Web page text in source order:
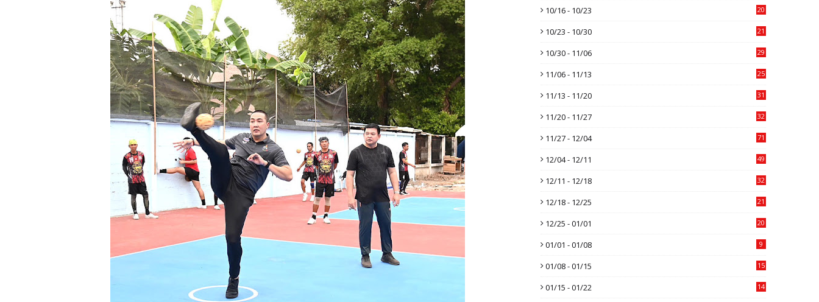
10/16 - 10/23 20
10/23 - 10/30 21
10/30 - 11/06 29
11/06 - 11/13 25
11/13 - 11/20 31
11/20 - 11/27 32
11/27 - 12/04 71
12/04 - 12/11 49
12/11 - 12/18 32
12/18 - 12/25 21
12/25 - 01/01 20
01/01 - 01/08 9
01/08 - 01/15 15
01/15 - 01/22 14